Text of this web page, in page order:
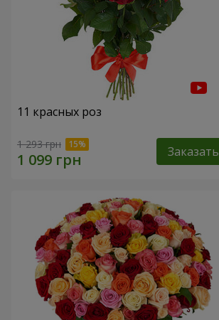
11 красных роз
1 293 грн Заказать